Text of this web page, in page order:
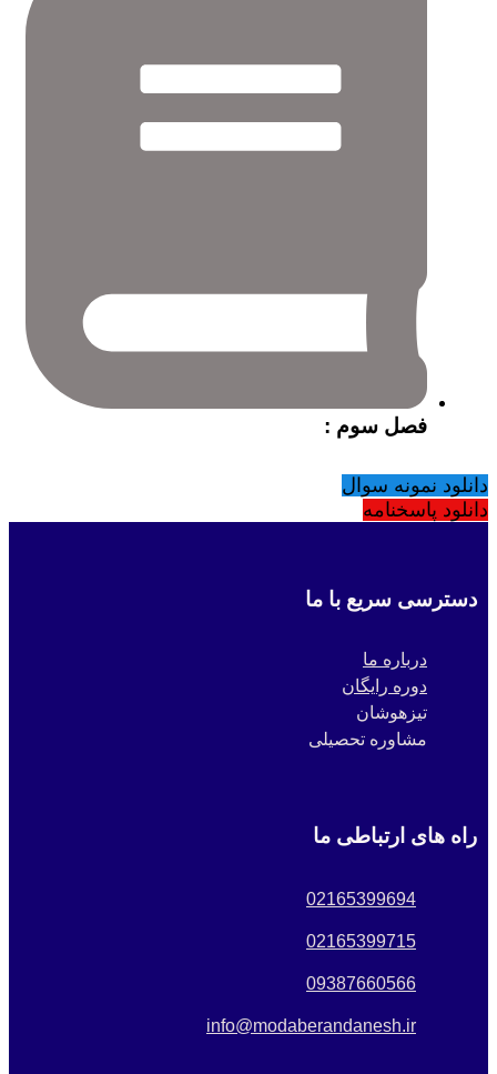
فصل سوم :
دانلود نمونه سوال
دانلود پاسخنامه
دسترسی سریع با ما
درباره ما
دوره رایگان
تیزهوشان
مشاوره تحصیلی
راه های ارتباطی ما
02165399694
02165399715
09387660566
info@modaberandanesh.ir